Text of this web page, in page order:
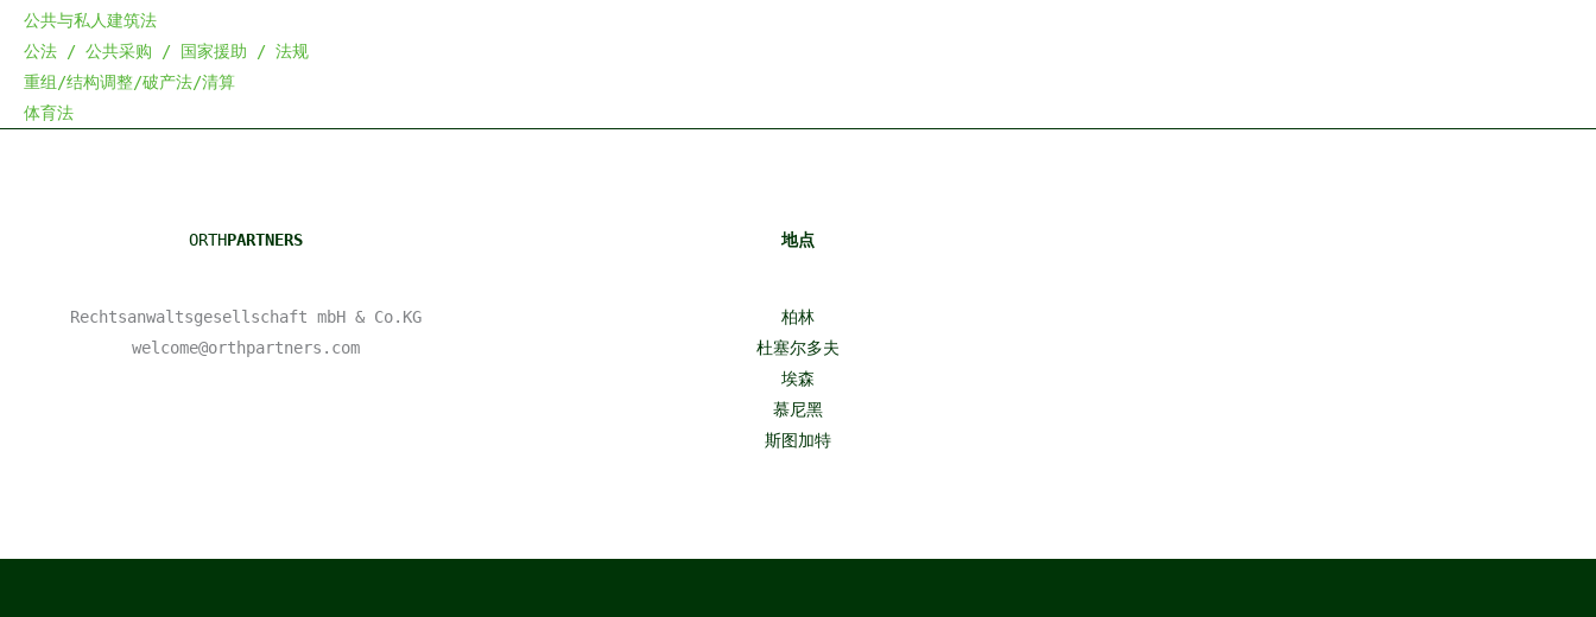
公共与私人建筑法
公法 / 公共采购 / 国家援助 / 法规
重组/结构调整/破产法/清算
体育法
ORTHPARTNERS
Rechtsanwaltsgesellschaft mbH & Co.KG
welcome@orthpartners.com
地点
柏林
杜塞尔多夫
埃森
慕尼黑
斯图加特